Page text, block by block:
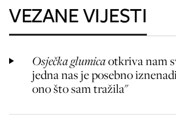
VEZANE VIJESTI
Osječka glumicaotkriva nam
jedna nas je posebno
ono što sam tražila"